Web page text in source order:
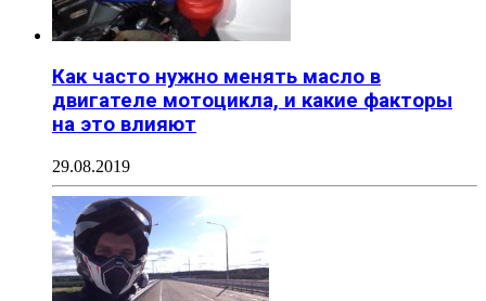
Как часто нужно менять масло в
двигателе мотоцикла, и какие факторы
на это влияют
29.08.2019